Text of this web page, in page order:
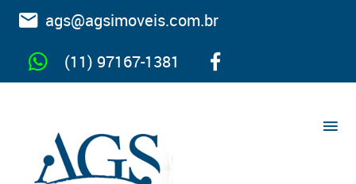
ags@agsimoveis.com.br
(11) 97167-1381